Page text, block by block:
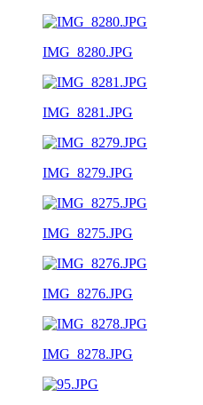
IMG_8280.JPG
IMG_8281.JPG
IMG_8279.JPG
IMG_8275.JPG
IMG_8276.JPG
IMG_8278.JPG